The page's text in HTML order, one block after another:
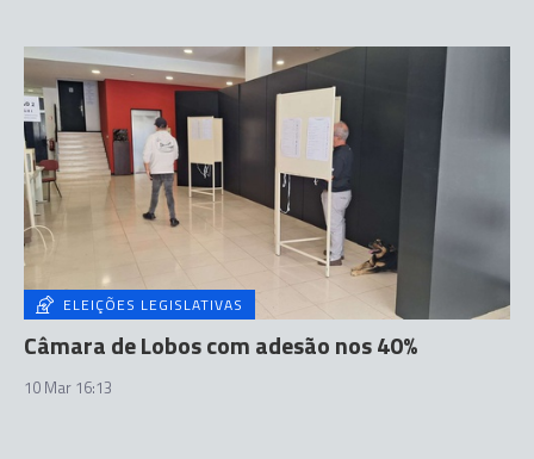
ELEIÇÕES LEGISLATIVAS
Câmara de Lobos com adesão nos 40%
10 Mar 16:13